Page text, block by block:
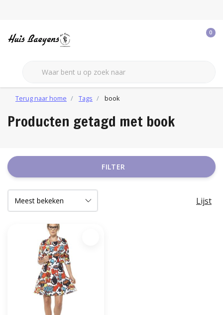
0
Terug naar home Tags book
Producten getagd met book
FILTER
Lijst